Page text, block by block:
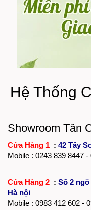
Hệ Thống
Showroom Tân
Cửa Hàng 1 : 42 Tây
Mobile : 0243 839 8447 -
Cửa Hàng 2 : Số 2 ngõ
Hà nội
Mobile : 0983 412 602 -